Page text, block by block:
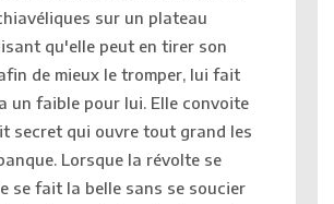
sur un plateau
qu'elle peut en tirer son
de mieux le tromper, lui fait
un faible pour lui. Elle convoite
secret qui ouvre tout grand les
Lorsque la révolte se
se fait la belle sans se soucier